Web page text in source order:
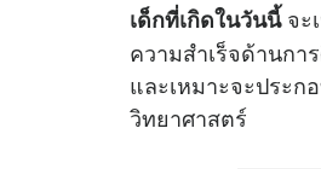
เด็กที่เกิดในวันนี้จะ
ความสำเร็จด้านก
และเหมาะจะประก
วิทยาศาสตร์